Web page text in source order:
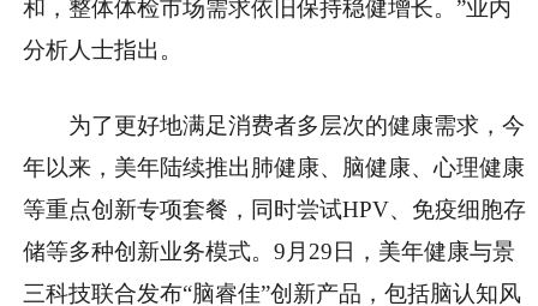
和，整体体检市场需求依旧保持稳健增长。”业内
分析人士指出。
为了更好地满足消费者多层次的健康需求，今
年以来，美年陆续推出肺健康、脑健康、心理健康
等重点创新专项套餐，同时尝试HPV、免疫细胞存
储等多种创新业务模式。9月29日，美年健康与景
三科技联合发布“脑睿佳”创新产品，包括脑认知风